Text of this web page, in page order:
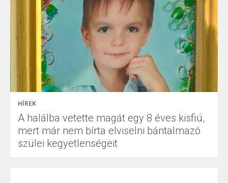
HÍREK
A halálba vetette magát egy 8 éves kisfiú,
mert már nem bírta elviselni bántalmazó
szülei kegyetlenségeit